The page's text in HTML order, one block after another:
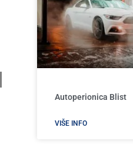
Autoperionica Blist
VIŠE INFO